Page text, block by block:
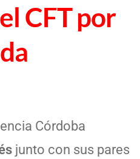
CFT por
Córdoba
junto con sus pares